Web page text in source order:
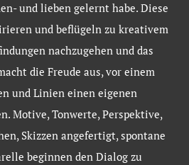
und lieben gelernt habe. Diese
und beflügeln zu kreativem
nachzugehen und das
die Freude aus, vor einem
und Linien einen eigenen
Motive, Tonwerte, Perspektive,
Skizzen angefertigt, spontane
beginnen den Dialog zu